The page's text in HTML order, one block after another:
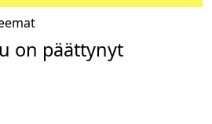
on päättynyt